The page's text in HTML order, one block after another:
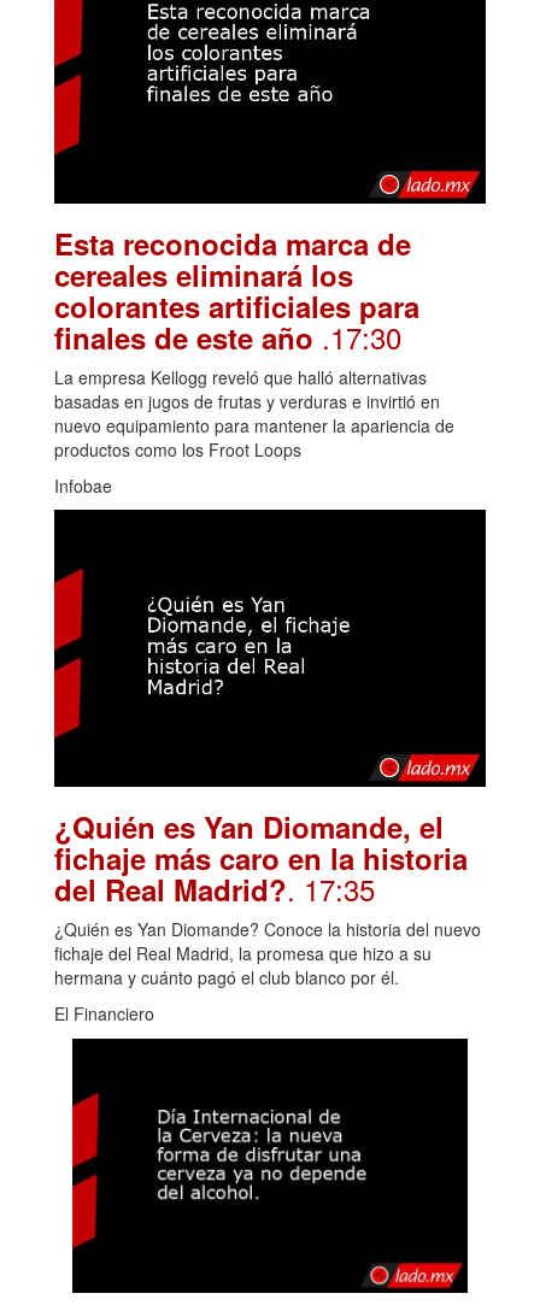
Esta reconocida marca de
cereales eliminará los
colorantes artificiales para
finales de este año .17:30
La empresa Kellogg reveló que halló alternativas
basadas en jugos de frutas y verduras e invirtió en
nuevo equipamiento para mantener la apariencia de
productos como los Froot Loops
Infobae
¿Quién es Yan Diomande, el
fichaje más caro en la historia
del Real Madrid?. 17:35
¿Quién es Yan Diomande? Conoce la historia del nuevo
fichaje del Real Madrid, la promesa que hizo a su
hermana y cuánto pagó el club blanco por él.
El Financiero